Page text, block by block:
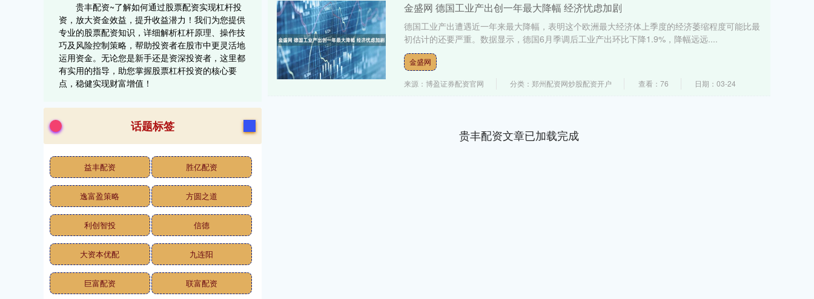
金盛网 德国工业产出创一年最大降幅 经济忧虑加剧
德国工业产出遭遇近一年来最大降幅，表明这个欧洲最大经济体上季度的经济萎缩程度可能比最
初估计的还要严重。数据显示，德国6月季调后工业产出环比下降1.9%，降幅远远....
金盛网
来源：博盈证券配资官网 分类：郑州配资网炒股配资开户 查看：76 日期：03-24
贵丰配资文章已加载完成
贵丰配资~了解如何通过股票配资实现杠杆投
资，放大资金效益，提升收益潜力！我们为您提供
专业的股票配资知识，详细解析杠杆原理、操作技
巧及风险控制策略，帮助投资者在股市中更灵活地
运用资金。无论您是新手还是资深投资者，这里都
有实用的指导，助您掌握股票杠杆投资的核心要
点，稳健实现财富增值！
话题标签
益丰配资 胜亿配资
逸富盈策略 方圆之道
利创智投 信德
大资本优配 九连阳
巨富配资 联富配资